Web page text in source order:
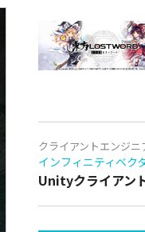
クライアントエンジ
インフィニティベク
Unityクライアン